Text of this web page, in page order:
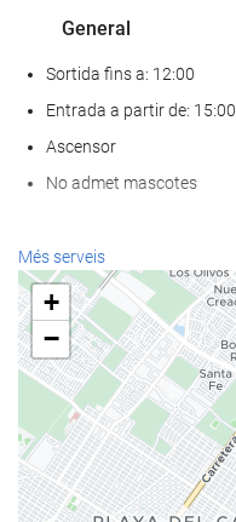
General
Sortida fins a: 12:00
Entrada a partir de: 15:00
Ascensor
No admet mascotes
Benestar
Spa
Hammam o bany turc
Sauna
Gimnàs
Serveis de recepci?
Recepció 24 hores
Més serveis
+
−